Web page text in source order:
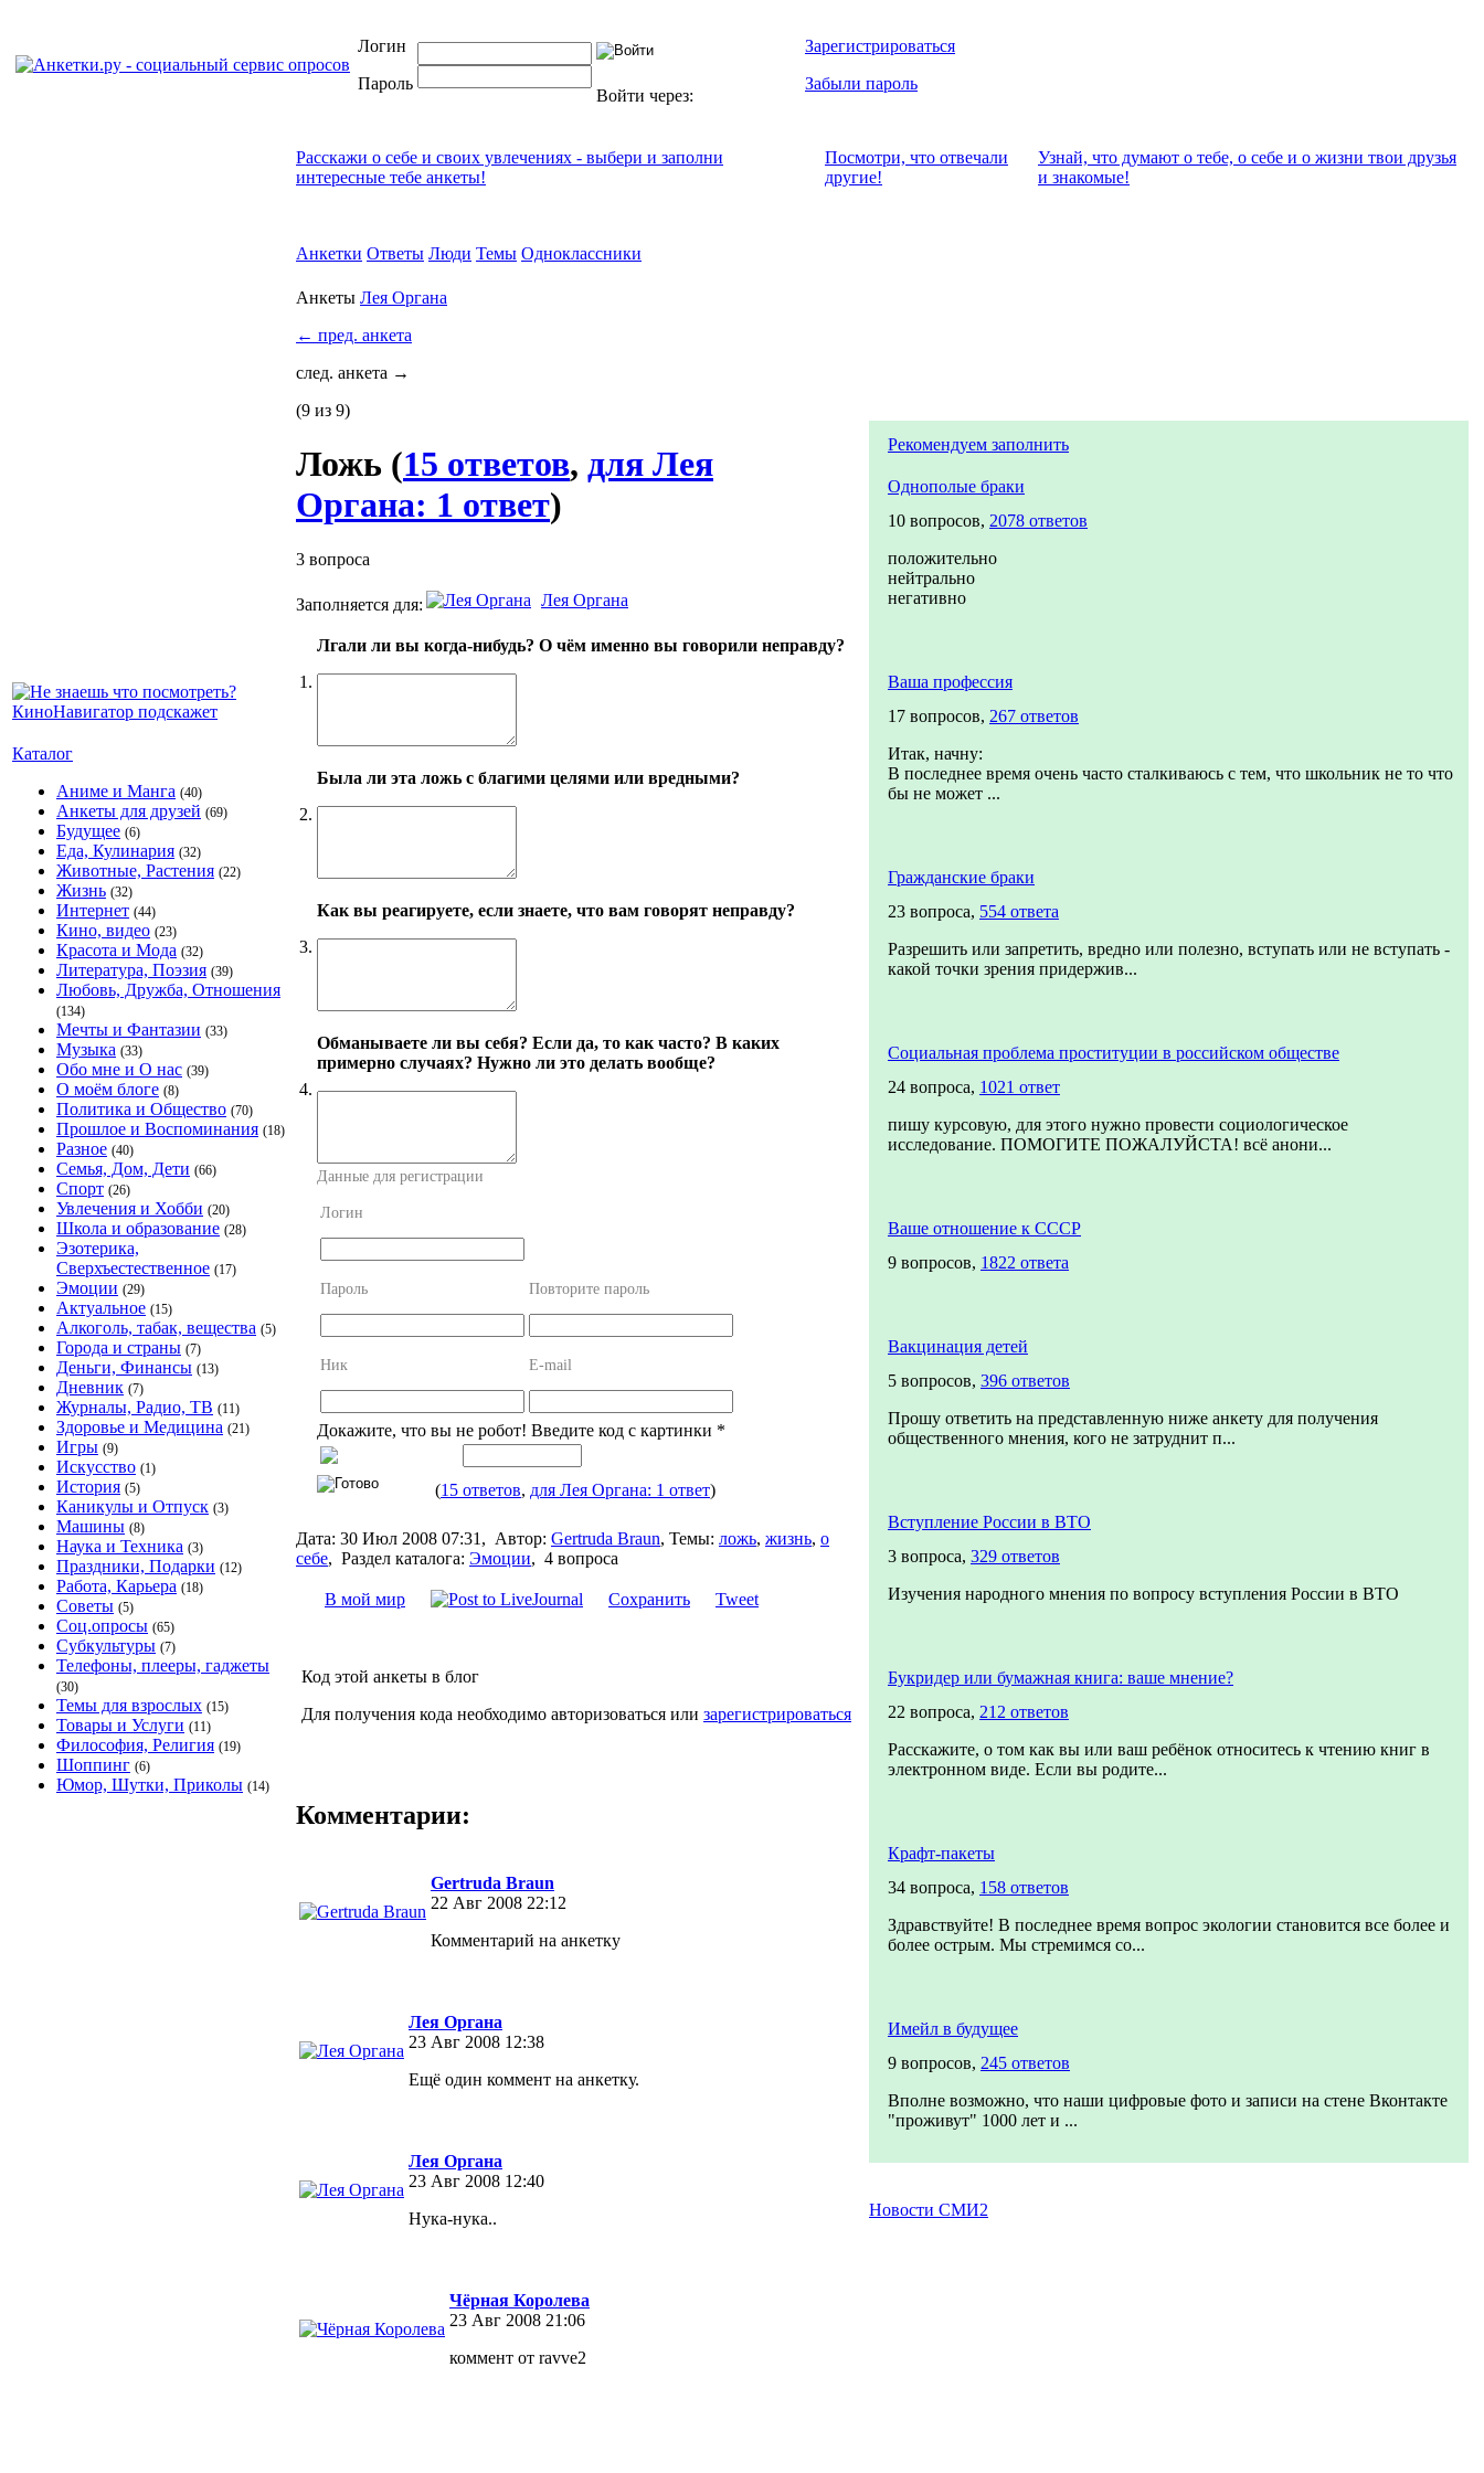
Логин
Пароль
Войти через:
Зарегистрироваться
Забыли пароль
Каталог
Аниме и Манга (40)
Анкеты для друзей (69)
Будущее (6)
Еда, Кулинария (32)
Животные, Растения (22)
Жизнь (32)
Интернет (44)
Кино, видео (23)
Красота и Мода (32)
Литература, Поэзия (39)
Любовь, Дружба, Отношения
(134)
Мечты и Фантазии (33)
Музыка (33)
Обо мне и О нас (39)
О моём блоге (8)
Политика и Общество (70)
Прошлое и Воспоминания (18)
Разное (40)
Семья, Дом, Дети (66)
Спорт (26)
Увлечения и Хобби (20)
Школа и образование (28)
Эзотерика,
Сверхъестественное (17)
Эмоции (29)
Актуальное (15)
Алкоголь, табак, вещества (5)
Города и страны (7)
Деньги, Финансы (13)
Дневник (7)
Журналы, Радио, ТВ (11)
Здоровье и Медицина (21)
Игры (9)
Искусство (1)
История (5)
Каникулы и Отпуск (3)
Машины (8)
Наука и Техника (3)
Праздники, Подарки (12)
Работа, Карьера (18)
Советы (5)
Соц.опросы (65)
Субкультуры (7)
Телефоны, плееры, гаджеты
(30)
Темы для взрослых (15)
Товары и Услуги (11)
Философия, Религия (19)
Шоппинг (6)
Юмор, Шутки, Приколы (14)
Расскажи о себе и своих увлечениях - выбери и заполни
интересные тебе анкеты!
Посмотри, что отвeчали
другие!
Узнай, что думают о тебе, о себе и о жизни твои друзья
и знакомые!
Анкетки Ответы Люди Темы Одноклассники
Анкеты Лея Органа
← пред. анкета
след. анкета →
(9 из 9)
Ложь (15 ответов, для Лея
Органа: 1 ответ)
3 вопроса
Заполняется для: Лея Органа
1.
Лгали ли вы когда-нибудь? О чём именно вы говорили неправду?
2.
Была ли эта ложь с благими целями или вредными?
3.
Как вы реагируете, если знаете, что вам говорят неправду?
4.
Обманываете ли вы себя? Если да, то как часто? В каких
примерно случаях? Нужно ли это делать вообще?
Данные для регистрации
Логин
Пароль Повторите пароль
Ник E-mail
Докажите, что вы не робот! Введите код с картинки *
(15 ответов, для Лея Органа: 1 ответ)
Дата: 30 Июл 2008 07:31, Автор: Gertruda Braun, Темы: ложь, жизнь, о
себе, Раздел каталога: Эмоции, 4 вопроса
В мой мир Сохранить Tweet
Код этой анкеты в блог
Для получения кода необходимо авторизоваться или зарегистрироваться
Комментарии:
Gertruda Braun
22 Авг 2008 22:12
Комментарий на анкетку
Лея Органа
23 Авг 2008 12:38
Ещё один коммент на анкетку.
Лея Органа
23 Авг 2008 12:40
Нука-нука..
Чёрная Королева
23 Авг 2008 21:06
коммент от ravve2
Рекомендуем заполнить
Однополые браки
10 вопросов, 2078 ответов
положительно
нейтрально
негативно
Ваша профессия
17 вопросов, 267 ответов
Итак, начну:
В последнее время очень часто сталкиваюсь с тем, что школьник не то что
бы не может ...
Гражданские браки
23 вопроса, 554 ответа
Разрешить или запретить, вредно или полезно, вступать или не вступать -
какой точки зрения придержив...
Социальная проблема проституции в российском обществе
24 вопроса, 1021 ответ
пишу курсовую, для этого нужно провести социологическое
исследование. ПОМОГИТЕ ПОЖАЛУЙСТА! всё анони...
Ваше отношение к СССР
9 вопросов, 1822 ответа
Вакцинация детей
5 вопросов, 396 ответов
Прошу ответить на представленную ниже анкету для получения
общественного мнения, кого не затруднит п...
Вступление России в ВТО
3 вопроса, 329 ответов
Изучения народного мнения по вопросу вступления России в ВТО
Букридер или бумажная книга: ваше мнение?
22 вопроса, 212 ответов
Расскажите, о том как вы или ваш ребёнок относитесь к чтению книг в
электронном виде. Если вы родите...
Крафт-пакеты
34 вопроса, 158 ответов
Здравствуйте! В последнее время вопрос экологии становится все более и
более острым. Мы стремимся со...
Имейл в будущее
9 вопросов, 245 ответов
Вполне возможно, что наши цифровые фото и записи на стене Вконтакте
"проживут" 1000 лет и ...
Новости СМИ2